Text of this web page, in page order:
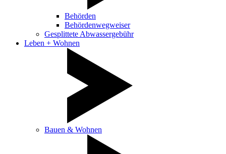
Behörden
Behördenwegweiser
Gesplittete Abwassergebühr
Leben + Wohnen
Bauen & Wohnen